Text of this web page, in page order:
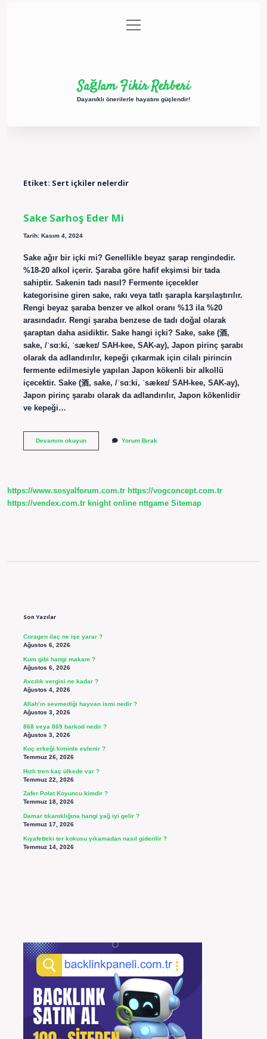
Gizlilik Politikası
menüyü
aç
Sağlam Fikir Rehberi
Dayanıklı önerilerle hayatını güçlendir!
Etiket: Sert içkiler nelerdir
Sake Sarhoş Eder Mi
Tarih: Kasım 4, 2024
Sake ağır bir içki mi? Genellikle beyaz şarap rengindedir.
%18-20 alkol içerir. Şaraba göre hafif ekşimsi bir tada
sahiptir. Sakenin tadı nasıl? Fermente içecekler
kategorisine giren sake, rakı veya tatlı şarapla karşılaştırılır.
Rengi beyaz şaraba benzer ve alkol oranı %13 ila %20
arasındadır. Rengi şaraba benzese de tadı doğal olarak
şaraptan daha asidiktir. Sake hangi içki? Sake, sake (酒,
sake, /ˈsɑːki, ˈsækeɪ/ SAH-kee, SAK-ay), Japon pirinç şarabı
olarak da adlandırılır, kepeği çıkarmak için cilalı pirincin
fermente edilmesiyle yapılan Japon kökenli bir alkollü
içecektir. Sake (酒, sake, /ˈsɑːki, ˈsækeɪ/ SAH-kee, SAK-ay),
Japon pirinç şarabı olarak da adlandırılır, Japon kökenlidir
ve kepeği…
Devamını okuyunSake
Yorum Bırak
https://www.sosyalforum.com.tr https://vogconcept.com.tr
https://vendex.com.tr knight online nttgame Sitemap
Son Yazılar
Coragen ilaç ne işe yarar ?
Ağustos 6, 2026
Kum gibi hangi makam ?
Ağustos 6, 2026
Avcılık vergisi ne kadar ?
Ağustos 4, 2026
Allah’ın sevmediği hayvan ismi nedir ?
Ağustos 3, 2026
868 veya 869 barkod nedir ?
Ağustos 3, 2026
Koç erkeği kiminle evlenir ?
Temmuz 26, 2026
Hızlı tren kaç ülkede var ?
Temmuz 22, 2026
Zafer Polat Koyuncu kimdir ?
Temmuz 18, 2026
Damar tıkanıklığına hangi yağ iyi gelir ?
Temmuz 17, 2026
Kıyafetteki ter kokusu yıkamadan nasıl giderilir ?
Temmuz 14, 2026